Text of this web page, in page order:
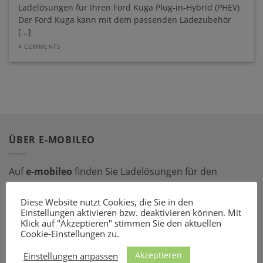
Ladelösungen für Ihren Ford Kuga Plug-in-Hybrid (PHEV)
Der Ford Kuga kann mit dem passenden Ladezubehör
[...]
4 COMMENTS
ÜBER E-MOBILEO
Aufe-mobileo finden Sie Ladelösungen für den
privaten und gewerblichen Bereich. Bestellen Sie online
bei einem unserer zahlreichen Partner – mit dem
passenden Ladeequipment sind Sie für jede Situation
gerüstet!
LADEZUBEHÖR
Diese Website nutzt Cookies, die Sie in den
Einstellungen aktivieren bzw. deaktivieren können. Mit
Klick auf "Akzeptieren" stimmen Sie den aktuellen
Cookie-Einstellungen zu.
Einstellungen anpassen
Akzeptieren